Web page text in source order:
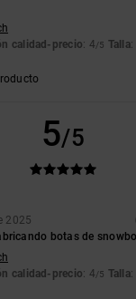
calidad-precio: 4/5 Talla:
5/5
2025
botas de
calidad-precio: 4/5 Talla: